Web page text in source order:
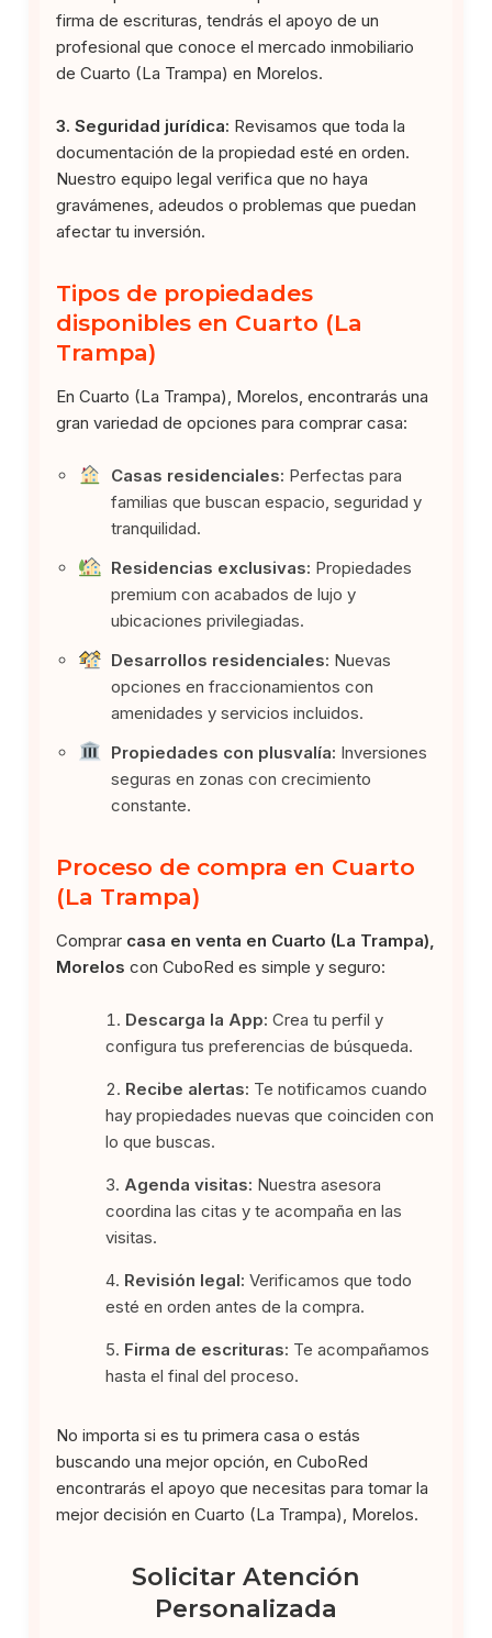
firma de escrituras, tendrás el apoyo de un
profesional que conoce el mercado inmobiliario
de Cuarto (La Trampa) en Morelos.
3. Seguridad jurídica: Revisamos que toda la
documentación de la propiedad esté en orden.
Nuestro equipo legal verifica que no haya
gravámenes, adeudos o problemas que puedan
afectar tu inversión.
Tipos de propiedades
disponibles en Cuarto (La
Trampa)
En Cuarto (La Trampa), Morelos, encontrarás una
gran variedad de opciones para comprar casa:
Casas residenciales: Perfectas para
familias que buscan espacio, seguridad y
tranquilidad.
Residencias exclusivas: Propiedades
premium con acabados de lujo y
ubicaciones privilegiadas.
Desarrollos residenciales: Nuevas
opciones en fraccionamientos con
amenidades y servicios incluidos.
Propiedades con plusvalía: Inversiones
seguras en zonas con crecimiento
constante.
Proceso de compra en Cuarto
(La Trampa)
Comprar casa en venta en Cuarto (La Trampa),
Morelos con CuboRed es simple y seguro:
Descarga la App: Crea tu perfil y
configura tus preferencias de búsqueda.
Recibe alertas: Te notificamos cuando
hay propiedades nuevas que coinciden con
lo que buscas.
Agenda visitas: Nuestra asesora
coordina las citas y te acompaña en las
visitas.
Revisión legal: Verificamos que todo
esté en orden antes de la compra.
Firma de escrituras: Te acompañamos
hasta el final del proceso.
No importa si es tu primera casa o estás
buscando una mejor opción, en CuboRed
encontrarás el apoyo que necesitas para tomar la
mejor decisión en Cuarto (La Trampa), Morelos.
Solicitar Atención
Personalizada